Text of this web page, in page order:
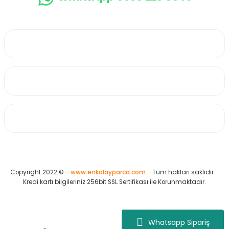
Whatsapp Sipariş
Copyright 2022 © - www.enkolayparca.com - Tüm hakları saklıdır -
Kredi kartı bilgileriniz 256bit SSL Sertifikası ile Korunmaktadır.